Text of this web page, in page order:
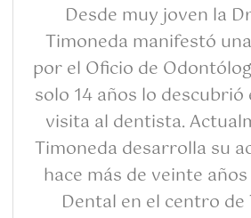
Desde muy joven la
Timoneda manifestó
por el Oficio de
solo 14 años lo
visita al dentista.
Timoneda desarrolla su
hace más de veinte
Dental en el centro de